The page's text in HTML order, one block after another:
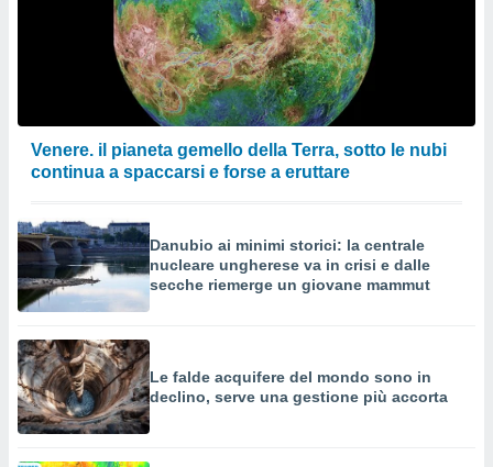
Venere. il pianeta gemello della Terra, sotto le nubi
continua a spaccarsi e forse a eruttare
Danubio ai minimi storici: la centrale
nucleare ungherese va in crisi e dalle
secche riemerge un giovane mammut
Le falde acquifere del mondo sono in
declino, serve una gestione più accorta